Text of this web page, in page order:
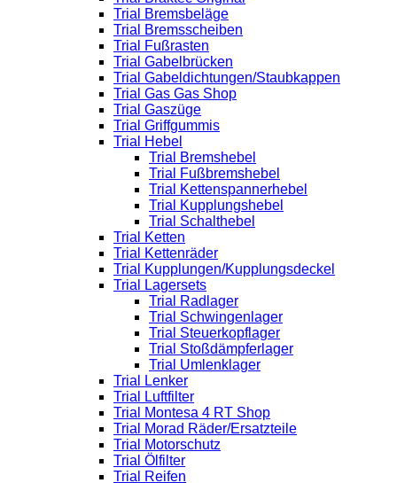
Trial Bremsbeläge
Trial Bremsscheiben
Trial Fußrasten
Trial Gabelbrücken
Trial Gabeldichtungen/Staubkappen
Trial Gas Gas Shop
Trial Gaszüge
Trial Griffgummis
Trial Hebel
Trial Bremshebel
Trial Fußbremshebel
Trial Kettenspannerhebel
Trial Kupplungshebel
Trial Schalthebel
Trial Ketten
Trial Kettenräder
Trial Kupplungen/Kupplungsdeckel
Trial Lagersets
Trial Radlager
Trial Schwingenlager
Trial Steuerkopflager
Trial Stoßdämpferlager
Trial Umlenklager
Trial Lenker
Trial Luftfilter
Trial Montesa 4 RT Shop
Trial Morad Räder/Ersatzteile
Trial Motorschutz
Trial Ölfilter
Trial Reifen